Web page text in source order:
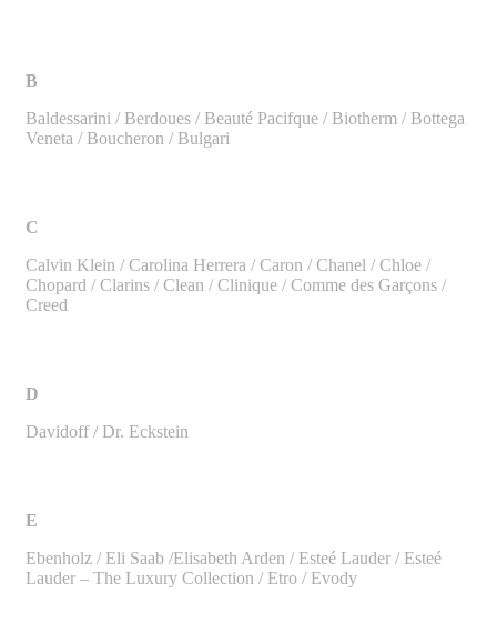
B
Baldessarini / Berdoues / Beauté Pacifque / Biotherm / Bottega
Veneta / Boucheron / Bulgari
C
Calvin Klein / Carolina Herrera / Caron / Chanel / Chloe /
Chopard / Clarins / Clean / Clinique / Comme des Garçons /
Creed
D
Davidoff / Dr. Eckstein
E
Ebenholz / Eli Saab /Elisabeth Arden / Esteé Lauder / Esteé
Lauder – The Luxury Collection / Etro / Evody